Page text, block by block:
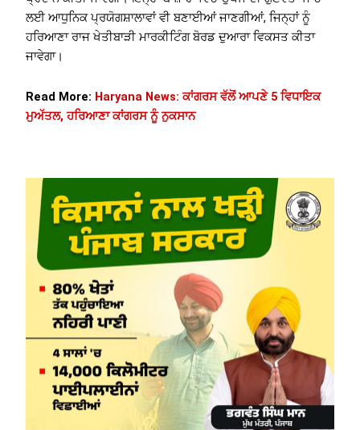
ਲਈ ਆਧੁਨਿਕ ਪ੍ਰਯੋਗਸ਼ਾਲਾਵਾਂ ਵੀ ਬਣਾਈਆਂ ਜਾਣਗੀਆਂ, ਜਿਨ੍ਹਾਂ ਨੂੰ
ਹਰਿਆਣਾ ਰਾਜ ਖੇਤੀਬਾੜੀ ਮਾਰਕੀਟਿੰਗ ਬੋਰਡ ਦੁਆਰਾ ਵਿਕਸਤ ਕੀਤਾ
ਜਾਵੇਗਾ।
Read More: Haryana News: ਕਾਂਗਰਸ ਵੱਲੋਂ ਆਪਣੇ 5 ਵਿਧਾਇਕ
ਮੁਅੱਤਲ, ਹਰਿਆਣਾ ਕਾਂਗਰਸ ਨੂੰ ਨੁਕਸਾਨ